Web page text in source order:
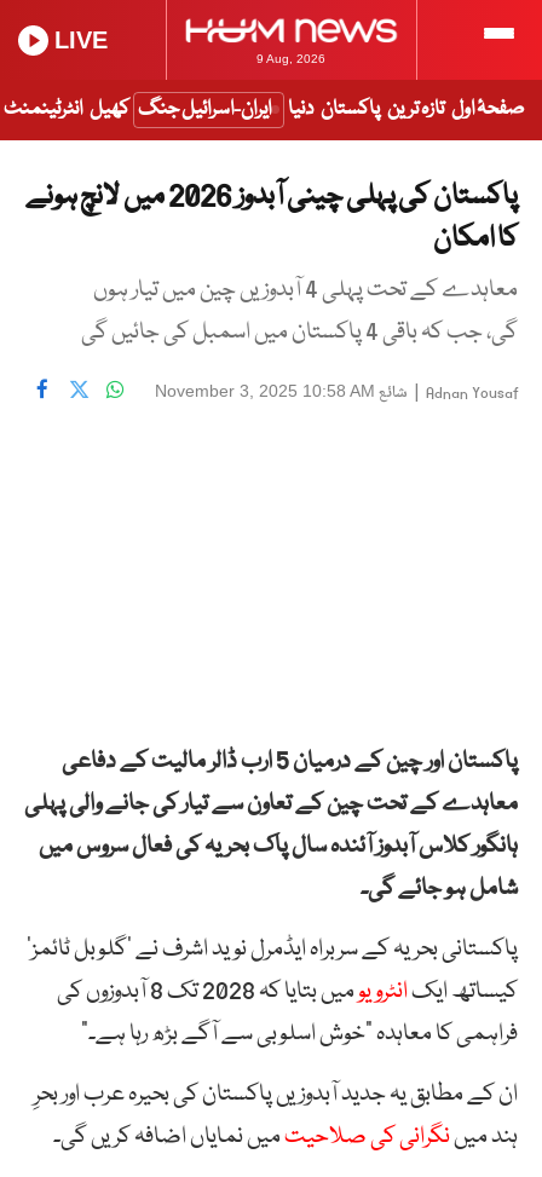
9 Aug, 2026
LIVE
صفحۂ اول تازہ ترین پاکستان دنیا ایران-اسرائیل جنگ کھیل انٹرٹینمنٹ
پاکستان کی پہلی چینی آبدوز 2026 میں لانچ ہونے
کا امکان
معاہدے کے تحت پہلی 4 آبدوزیں چین میں تیار ہوں
گی، جب کہ باقی 4 پاکستان میں اسمبل کی جائیں گی
Adnan Yousaf
| شائع November 3, 2025 10:58 AM
پاکستان اور چین کے درمیان 5 ارب ڈالر مالیت کے دفاعی
معاہدے کے تحت چین کے تعاون سے تیار کی جانے والی پہلی
ہانگور کلاس آبدوز آئندہ سال پاک بحریہ کی فعال سروس میں
شامل ہو جائے گی۔
پاکستانی بحریہ کے سربراہ ایڈمرل نوید اشرف نے ‘گلوبل ٹائمز’
کیساتھ ایکانٹرویو
میں بتایا کہ 2028 تک 8 آبدوزوں کی
فراہمی کا معاہدہ “خوش اسلوبی سے آگے بڑھ رہا ہے۔”
ان کے مطابق یہ جدید آبدوزیں پاکستان کی بحیرہ عرب اور بحرِ
ہند میںنگرانی کی صلاحیتمیں نمایاں اضافہ کریں گی۔